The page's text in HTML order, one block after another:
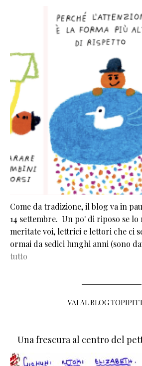
Come da tradizione, il blog va in
14 settembre. Un po' di riposo se lo
meritate voi, lettrici e lettori che ci
ormai da sedici lunghi anni (sono
tutto
VAI AL BLOG
Una frescura al centro del